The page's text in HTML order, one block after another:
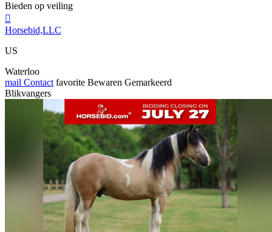
Bieden op veiling

Horsebid,LLC
US
Waterloo
mail Contact favorite Bewaren Gemarkeerd
Blikvangers